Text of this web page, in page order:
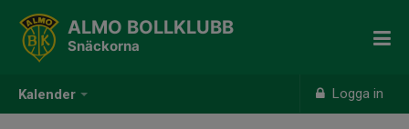
Kalender Logga in
ALMO BOLLKLUBB
Snäckorna